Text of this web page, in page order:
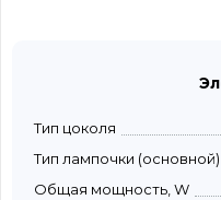
Тип цоколя
Тип лампочки (основной)
Общая мощность, W